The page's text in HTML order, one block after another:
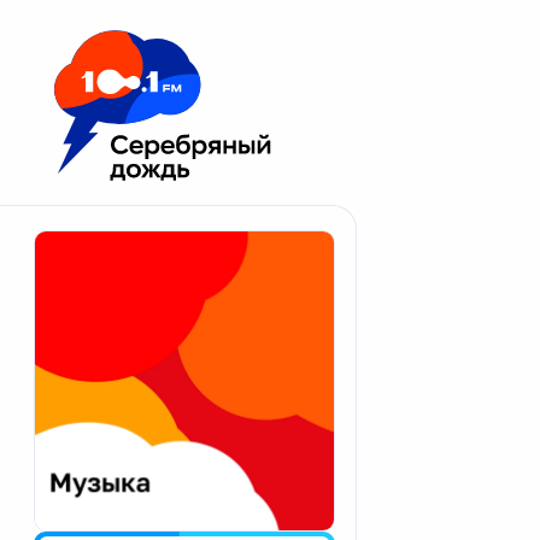
Москва 100.1 FM
Апатиты
Екатеринбург
Калининград
Калуга